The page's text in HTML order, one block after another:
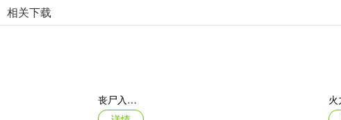
相关下载
丧尸入侵Zombie Invasion